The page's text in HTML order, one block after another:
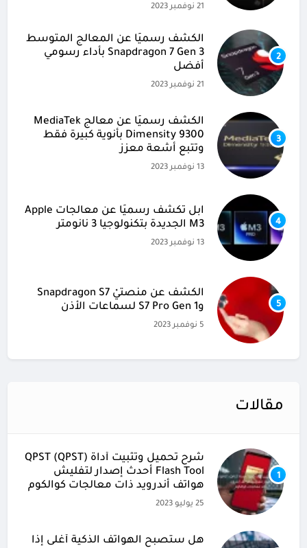
21 نوفمبر 2023
2
الكشف رسميًا عن المعالج المتوسط
Snapdragon 7 Gen 3 بأداء رسومي
أفضل
21 نوفمبر 2023
3
الكشف رسميًا عن معالج MediaTek
Dimensity 9300 بأنوية كبيرة فقط
وتتبع أشعة معزز
13 نوفمبر 2023
4
آبل تكشف رسميًا عن معالجات Apple
M3 الجديدة بتكنولوجيا 3 نانومتر
13 نوفمبر 2023
5
الكشف عن منصتيْ Snapdragon S7
وS7 Pro Gen 1 لسماعات الأذن
مقالات
شرح تحميل وتثبيت أداة (QPST (QPST
Flash Tool أحدث إصدار لتفليش
هواتف أندرويد ذات معالجات كوالكوم
25 يوليو 2023
هل ستصبح الهواتف الذكية أغلى إذا